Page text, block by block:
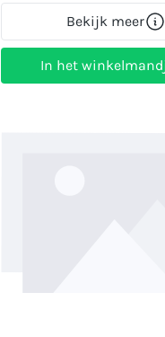
Bekijk meer
In het